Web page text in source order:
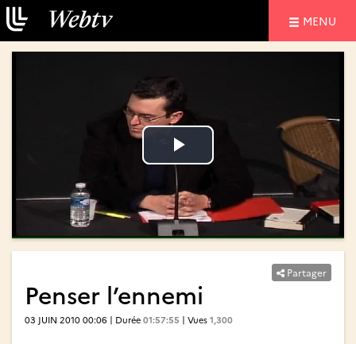
MENU
Lire
la
vidéo
Lire
la
vidéo
Partager
Penser l’ennemi
03 JUIN 2010 00:06 | Durée 01:57:55 | Vues 1,300